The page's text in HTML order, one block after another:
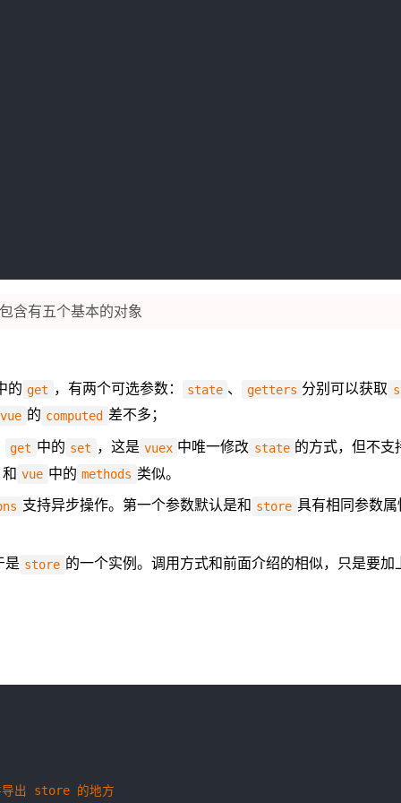
含有五个基本的对象
的 get ，有两个可选参数： state 、 getters 分别可以获取
vue 的 computed 差不多；
get 中的 set ，这是 vuex 中唯一修改 state 的方式，但不支
vue 中的 methods 类似。
支持异步操作。第一个参数默认是和 store 具有相同参数
是 store 的一个实例。调用方式和前面介绍的相似，只是要
出 store 的地方